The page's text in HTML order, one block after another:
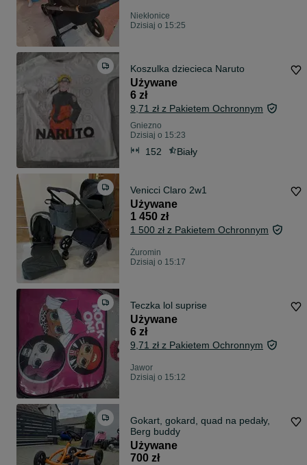
Niekłonice
Dzisiaj o 15:25
Koszulka dziecieca Naruto
Używane
6 zł
9,71 zł z Pakietem Ochronnym
Gniezno
Dzisiaj o 15:23
152 Biały
Venicci Claro 2w1
Używane
1 450 zł
1 500 zł z Pakietem Ochronnym
Żuromin
Dzisiaj o 15:17
Teczka lol suprise
Używane
6 zł
9,71 zł z Pakietem Ochronnym
Jawor
Dzisiaj o 15:12
Gokart, gokard, quad na pedały,
Berg buddy
Używane
700 zł